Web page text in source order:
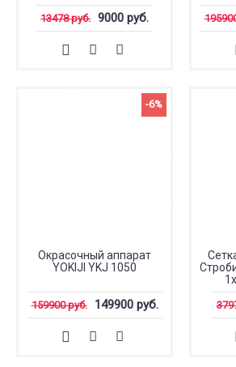
13478 руб. 9000 руб.
-6%
Окрасочный аппарат
YOKIJI YKJ 1050
159900 руб. 149900 руб.